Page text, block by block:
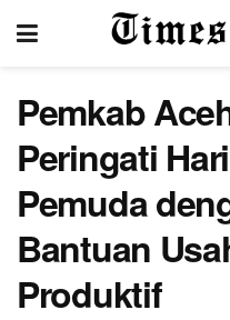
Pemkab
Peringati
Pemuda
Bantuan
Produktif